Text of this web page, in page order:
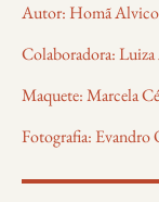
Autor: Homã Alvico
Colaboradora:
Maquete: Marcela
Fotografia: